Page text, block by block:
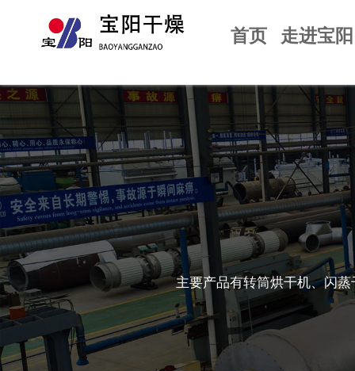
首页 走进宝阳
主要产品有转筒烘干机、闪